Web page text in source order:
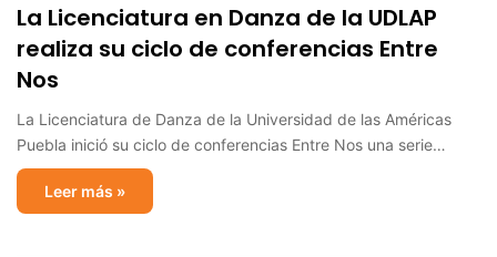
La Licenciatura en Danza de la UDLAP
realiza su ciclo de conferencias Entre
Nos
La Licenciatura de Danza de la Universidad de las Américas
Puebla inició su ciclo de conferencias Entre Nos una serie…
Leer más »